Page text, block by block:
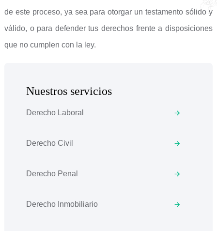
de este proceso, ya sea para otorgar un testamento sólido y
válido, o para defender tus derechos frente a disposiciones
que no cumplen con la ley.
Nuestros servicios
Derecho Laboral
Derecho Civil
Derecho Penal
Derecho Inmobiliario